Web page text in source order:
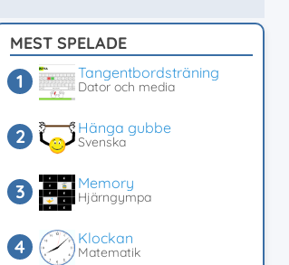
MEST SPELADE
Tangentbordsträning
Dator och media
Hänga gubbe
Svenska
Memory
Hjärngympa
Klockan
Matematik